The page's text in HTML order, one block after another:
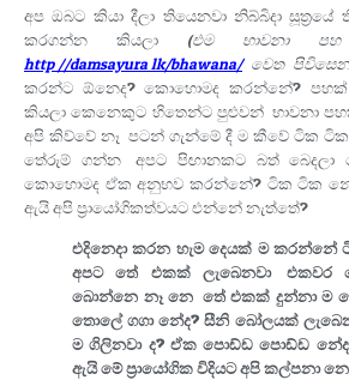
අප ඔබට කියා දීලා තියෙනවා නිබ්බිදා
කරගන්න කියලා (එම භාවනා
http://damsayura.lk/bhawana/වෙත
කරන්ට ඕනෙද? කොහොමද කරන්නේ? පහක්
කියලා කෙනෙකුට හිතෙන්ට පුළුවන්. භාවනා
අපි කිව්වේ නෑ. පටන් ගැන්මේ දී ම කීවේ ටික
තේරුම් ගන්න. අපට පිඟානකට බත් බෙදලා
කොහොමද ඒක අනුභව කරන්නේ? ටික ටික
ඇයි අපි ප්‍රායෝගිකත්වයට එන්නේ නැත්තේ?
එදිනෙදා කරන හැම දෙයක් ම
අපට තේ එකක් ලැබෙනවා.
බොන්නෙ නෑ නෙ. තේ එකක් දුන්නා ම
තොලේ ගගා නේද? සීනි බෝලයක්
ම ගිලිනවා ද? ඒක පොඩ්ඩ පොඩ්ඩ
ඇයි මේ ප්‍රායෝගික විදියට අපි කල්පනා